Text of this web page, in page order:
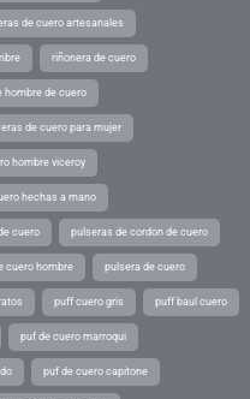
de cuero artesanales
riñonera de cuero
hombre de cuero
de cuero para mujer
hombre viceroy
hechas a mano
cuero pulseras de cordon de cuero
cuero hombre pulsera de cuero
puff cuero gris puff baul cuero
puf de cuero marroqui
puf de cuero capitone